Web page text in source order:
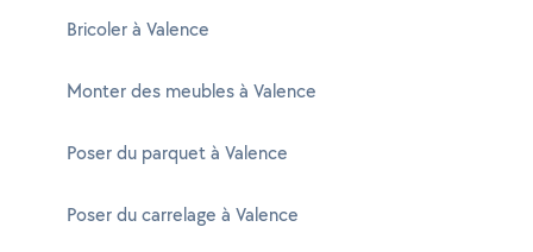
Bricoler à Valence
Monter des meubles à Valence
Poser du parquet à Valence
Poser du carrelage à Valence